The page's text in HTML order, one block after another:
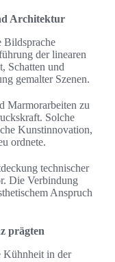
Architektur
Bildsprache
der linearen
Schatten und
gemalter Szenen.
Marmorarbeiten zu
Solche
Kunstinnovation,
ordnete.
technischer
Die Verbindung
Anspruch
prägten
Kühnheit in der